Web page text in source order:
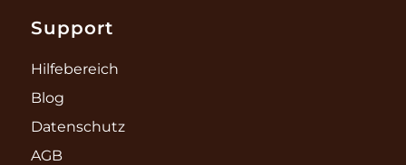
Support
Hilfebereich
Blog
Datenschutz
AGB